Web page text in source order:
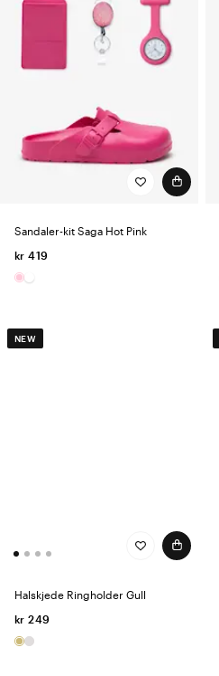
Sandaler-kit Saga Hot Pink
kr 419
NEW
Halskjede Ringholder Gull
kr 249